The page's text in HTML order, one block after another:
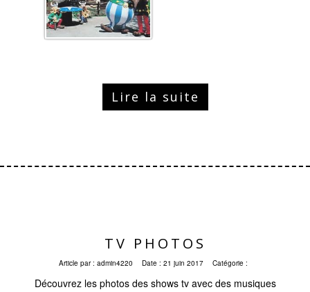
Lire la suite
TV PHOTOS
Article par : admin4220 Date : 21 juin 2017 Catégorie :
Découvrez les photos des shows tv avec des musiques